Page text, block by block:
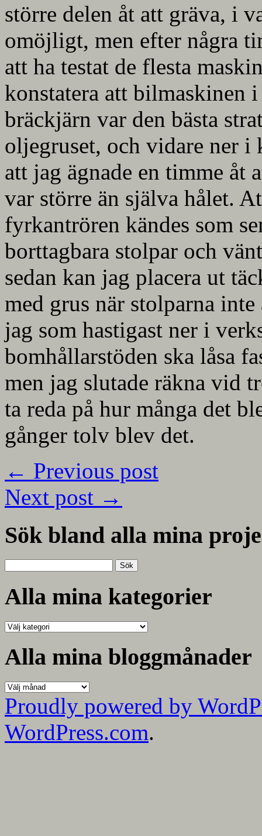
större delen åt att gräva, i
omöjligt, men efter några
att ha testat de flesta
konstatera att bilmaskinen
bräckjärn var den bästa
oljegruset, och vidare ner
att jag ägnade en timme åt
var större än själva hålet.
fyrkantrören kändes som
borttagbara stolpar och
sedan kan jag placera ut
med grus när stolparna
jag som hastigast ner i
bomhållarstöden ska låsa
men jag slutade räkna vid
ta reda på hur många det
gånger tolv blev det.
← Previous post
Next post →
Sök bland alla mina
efter:
Alla mina kategorier
Alla
kategorier
Alla mina bloggmånader
Alla
mina
bloggmånader
Proudly powered by
WordPress.com.